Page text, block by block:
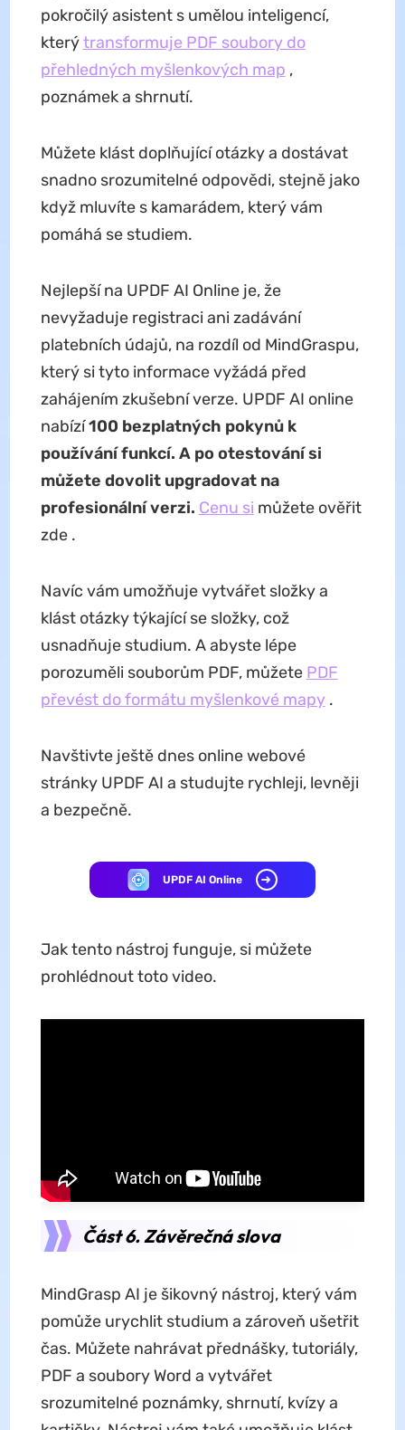
pokročilý asistent s umělou inteligencí,
kterýtransformuje PDF soubory do
přehledných myšlenkových map ,
poznámek a shrnutí.
Můžete klást doplňující otázky a dostávat
snadno srozumitelné odpovědi, stejně jako
když mluvíte s kamarádem, který vám
pomáhá se studiem.
Nejlepší na UPDF AI Online je, že
nevyžaduje registraci ani zadávání
platebních údajů, na rozdíl od MindGraspu,
který si tyto informace vyžádá před
zahájením zkušební verze. UPDF AI online
nabízí100 bezplatných pokynů k
používání funkcí. A po otestování si
můžete dovolit upgradovat na
profesionální verzi. Cenu si můžete ověřit
zde .
Navíc vám umožňuje vytvářet složky a
klást otázky týkající se složky, což
usnadňuje studium. A abyste lépe
porozuměli souborům PDF, můžete PDF
převést do formátu myšlenkové mapy.
Navštivte ještě dnes online webové
stránky UPDF AI a studujte rychleji, levněji
a bezpečně.
UPDF AI Online
Jak tento nástroj funguje, si můžete
prohlédnout toto video.
Část 6. Závěrečná slova
MindGrasp AI je šikovný nástroj, který vám
pomůže urychlit studium a zároveň ušetřit
čas. Můžete nahrávat přednášky, tutoriály,
PDF a soubory Word a vytvářet
srozumitelné poznámky, shrnutí, kvízy a